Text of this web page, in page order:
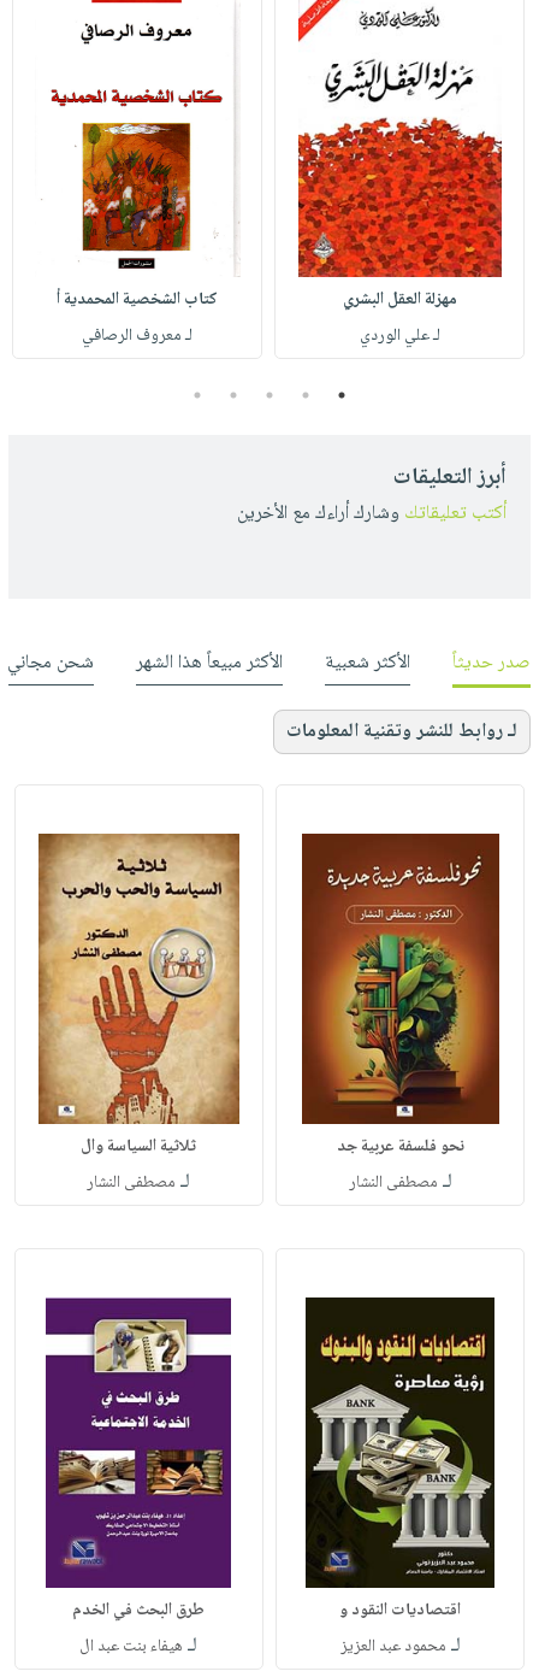
مهزلة العقل البشري
لـ علي الوردي
كتاب الشخصية المحمدية أ
لـ معروف الرصافي
1
2
3
4
5
أبرز التعليقات
أكتب تعليقاتك وشارك أراءك مع الأخرين
صدر حديثاً الأكثر شعبية الأكثر مبيعاً هذا الشهر شحن مجاني
لـ روابط للنشر وتقنية المعلومات
نحو فلسفة عربية جد
لـ مصطفى النشار
ثلاثية السياسة وال
لـ مصطفى النشار
اقتصاديات النقود و
لـ محمود عبد العزيز
طرق البحث في الخدم
لـ هيفاء بنت عبد ال